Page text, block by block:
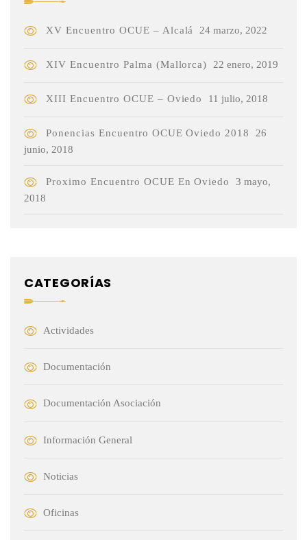
XV Encuentro OCUE – Alcalá 24 marzo, 2022
XIV Encuentro Palma (Mallorca) 22 enero, 2019
XIII Encuentro OCUE – Oviedo 11 julio, 2018
Ponencias Encuentro OCUE Oviedo 2018
26
junio, 2018
Proximo Encuentro OCUE En Oviedo
3 mayo,
2018
CATEGORÍAS
Actividades
Documentación
Documentación Asociación
Información General
Noticias
Oficinas